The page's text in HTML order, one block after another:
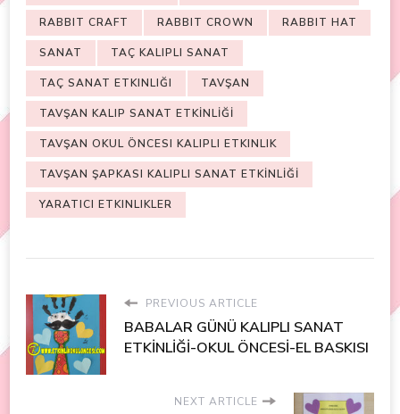
RABBIT CRAFT RABBIT CROWN RABBIT HAT
SANAT TAÇ KALIPLI SANAT
TAÇ SANAT ETKINLIĞI TAVŞAN
TAVŞAN KALIP SANAT ETKİNLİĞİ
TAVŞAN OKUL ÖNCESI KALIPLI ETKINLIK
TAVŞAN ŞAPKASI KALIPLI SANAT ETKİNLİĞİ
YARATICI ETKINLIKLER
PREVIOUS ARTICLE
BABALAR GÜNÜ KALIPLI SANAT
ETKİNLİĞİ-OKUL ÖNCESİ-EL BASKISI
NEXT ARTICLE